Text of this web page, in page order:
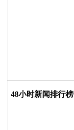
48小时新闻排行榜